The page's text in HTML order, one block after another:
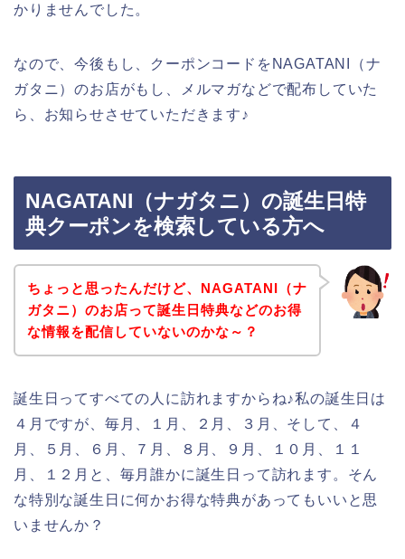
かりませんでした。
なので、今後もし、クーポンコードをNAGATANI（ナ
ガタニ）のお店がもし、メルマガなどで配布していた
ら、お知らせさせていただきます♪
NAGATANI（ナガタニ）の誕生日特
典クーポンを検索している方へ
ちょっと思ったんだけど、NAGATANI（ナ
ガタニ）のお店って誕生日特典などのお得
な情報を配信していないのかな～？
誕生日ってすべての人に訪れますからね♪私の誕生日は
４月ですが、毎月、１月、２月、３月、そして、４
月、５月、６月、７月、８月、９月、１０月、１１
月、１２月と、毎月誰かに誕生日って訪れます。そん
な特別な誕生日に何かお得な特典があってもいいと思
いませんか？